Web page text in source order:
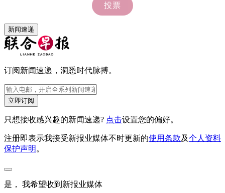
新闻速递
订阅新闻速递，洞悉时代脉搏。
立即订阅
只想接收感兴趣的新闻速递? 点击设置您的偏好。
注册即表示我接受新报业媒体不时更新的使用条款及个人资料
保护声明 。
是， 我希望收到新报业媒体